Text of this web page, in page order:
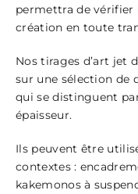
permettra de vérifier
création en toute
Nos tirages d’art jet
sur une sélection de
qui se distinguent
épaisseur.
Ils peuvent être
contextes :
kakemonos à